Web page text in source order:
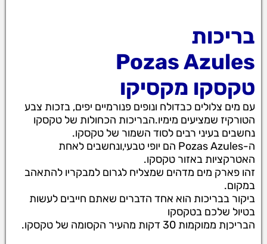
בריכות
Pozas Azules
טקסקו מקסיקו
עם מים צלולים כבדולח ונופים פנורמיים יפים, בזכות צבע
הטורקיז שמציעים מימיו.הבריכות הכחולות של טקסקו
נחשבים בעיני רבים לסוד השמור של טקסקו.
ה-Pozas Azules הם יופי טבעי,ונחשבים לאחת
האטרקציות באזור טקסקו.
זהו פארק מים מדהים שמצליח לגרום למבקריו להתאהב
במקום.
ביקור בבריכות הוא אחד הדברים שאתם חייבים לעשות
בטיול שלכם בטקסקו
הבריכןת ממוקמות 30 דקות מהעיר הקסומה של טקסקו.